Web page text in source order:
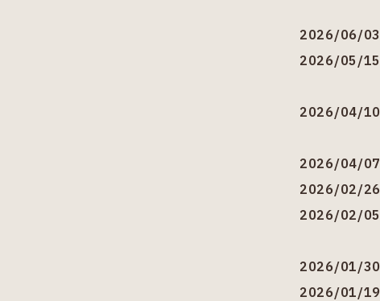
2026/06/03
2026/05/15
2026/04/10
2026/04/07
2026/02/26
2026/02/05
2026/01/30
2026/01/19